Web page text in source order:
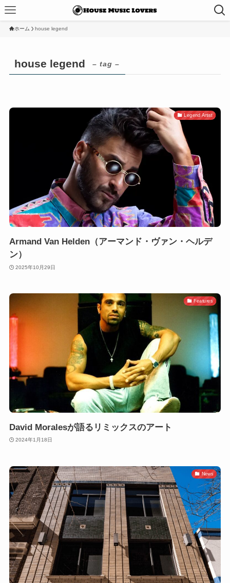
ホーム house legend
house legend – tag –
Legend Artist
Armand Van Helden（アーマンド・ヴァン・ヘルデ
ン）
2025年10月29日
Features
David Moralesが語るリミックスのアート
2024年1月18日
News